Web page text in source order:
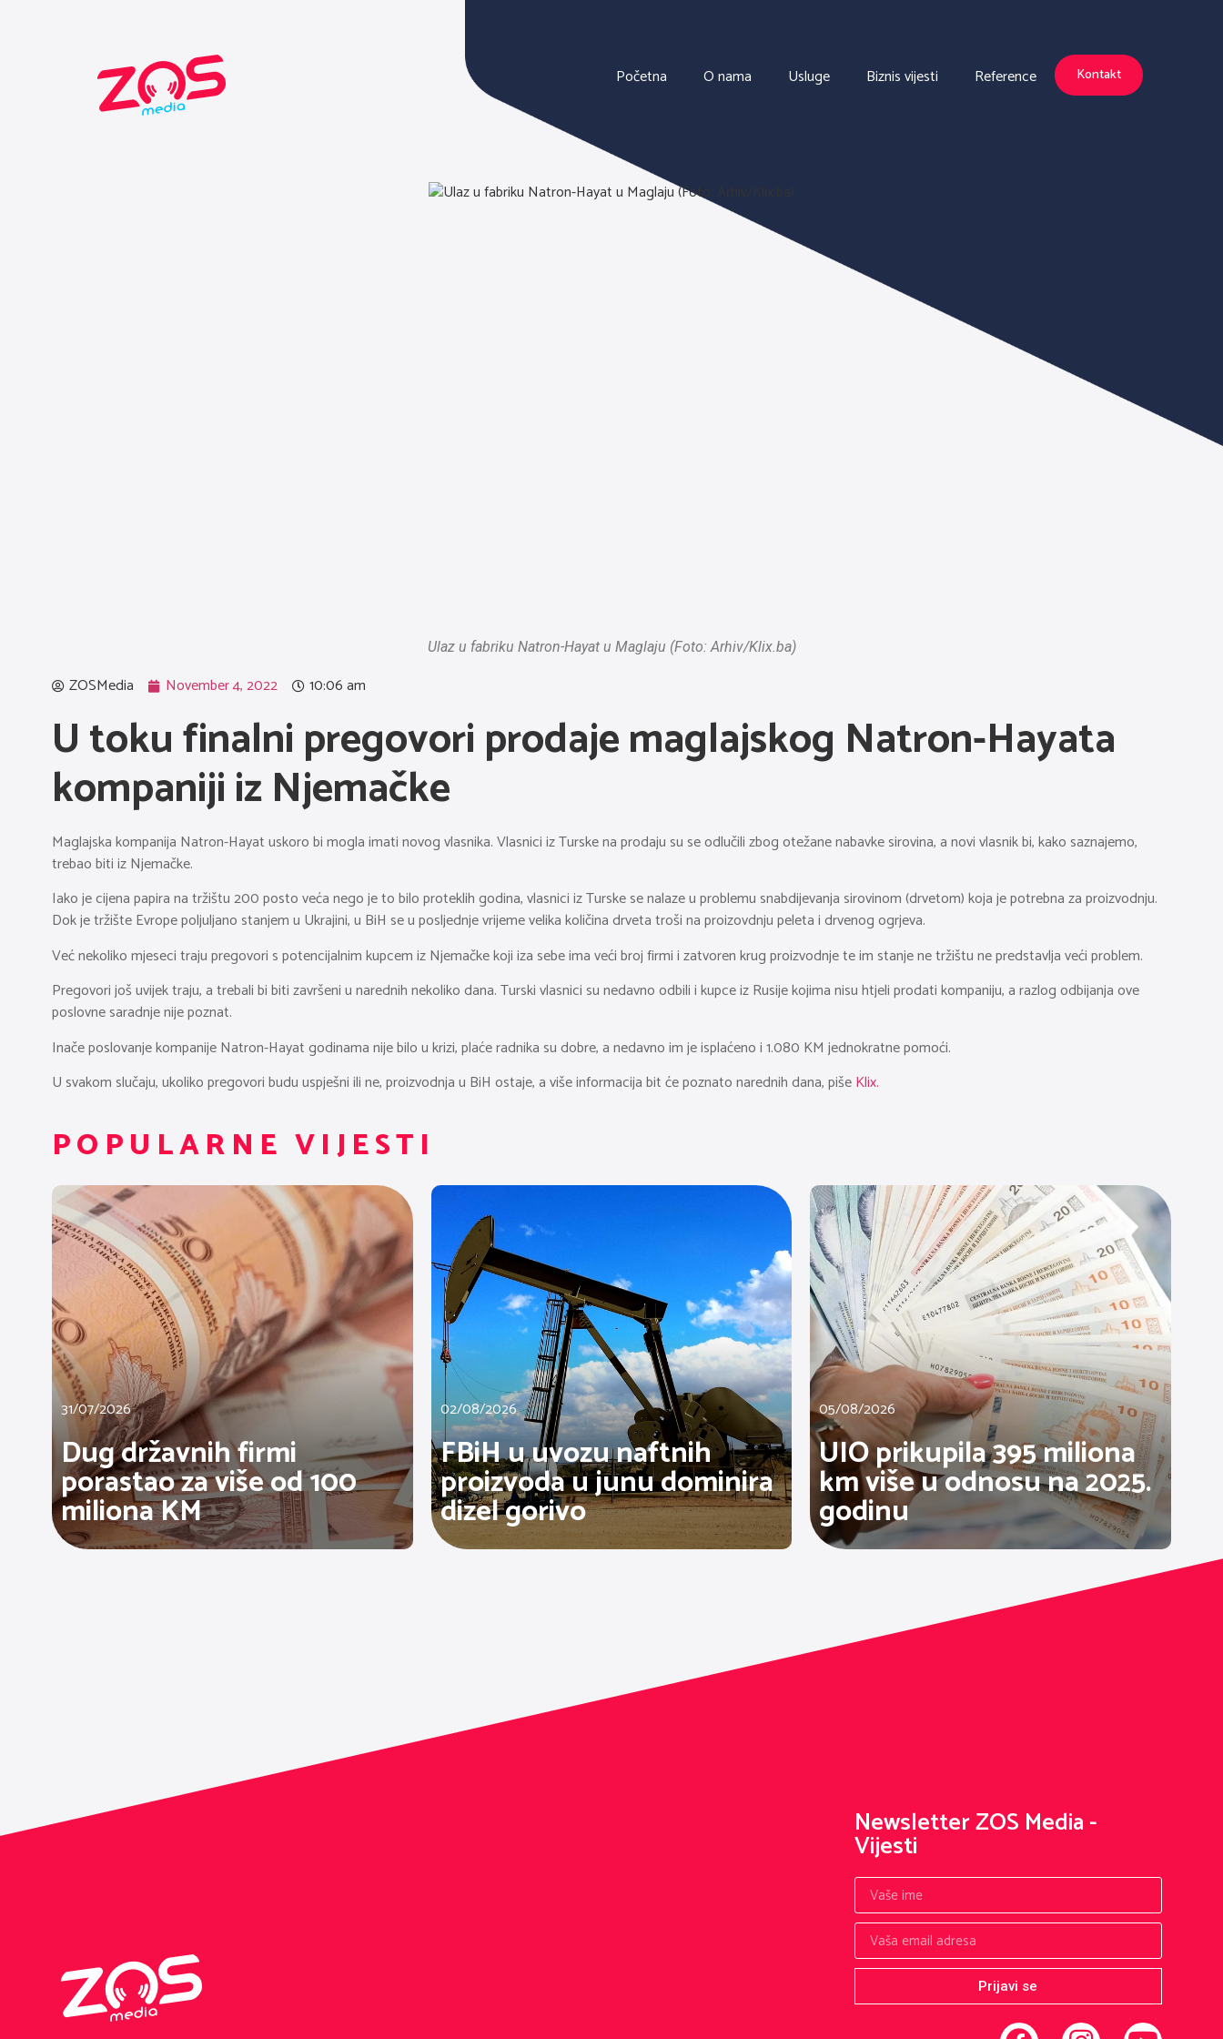
Početna O nama Usluge Biznis vijesti Reference Kontakt
Ulaz u fabriku Natron-Hayat u Maglaju (Foto: Arhiv/Klix.ba)
ZOSMedia November 4, 2022 10:06 am
U toku finalni pregovori prodaje maglajskog Natron-Hayata
kompaniji iz Njemačke
Maglajska kompanija Natron-Hayat uskoro bi mogla imati novog vlasnika. Vlasnici iz Turske na prodaju su se odlučili zbog otežane nabavke sirovina, a novi vlasnik bi, kako saznajemo,
trebao biti iz Njemačke.
Iako je cijena papira na tržištu 200 posto veća nego je to bilo proteklih godina, vlasnici iz Turske se nalaze u problemu snabdijevanja sirovinom (drvetom) koja je potrebna za proizvodnju.
Dok je tržište Evrope poljuljano stanjem u Ukrajini, u BiH se u posljednje vrijeme velika količina drveta troši na proizovdnju peleta i drvenog ogrjeva.
Već nekoliko mjeseci traju pregovori s potencijalnim kupcem iz Njemačke koji iza sebe ima veći broj firmi i zatvoren krug proizvodnje te im stanje ne tržištu ne predstavlja veći problem.
Pregovori još uvijek traju, a trebali bi biti završeni u narednih nekoliko dana. Turski vlasnici su nedavno odbili i kupce iz Rusije kojima nisu htjeli prodati kompaniju, a razlog odbijanja ove
poslovne saradnje nije poznat.
Inače poslovanje kompanije Natron-Hayat godinama nije bilo u krizi, plaće radnika su dobre, a nedavno im je isplaćeno i 1.080 KM jednokratne pomoći.
U svakom slučaju, ukoliko pregovori budu uspješni ili ne, proizvodnja u BiH ostaje, a više informacija bit će poznato narednih dana, pišeKlix.
POPULARNE VIJESTI
31/07/2026
Dug državnih firmi
porastao za više od 100
miliona KM
02/08/2026
FBiH u uvozu naftnih
proizvoda u junu dominira
dizel gorivo
05/08/2026
UIO prikupila 395 miliona
km više u odnosu na 2025.
godinu
Newsletter ZOS Media -
Vijesti
Prijavi se